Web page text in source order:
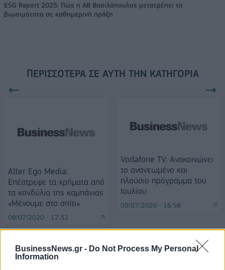
BusinessNews.gr - Do Not Process My Personal
Information
ESG Report 2025: Πώς η ΑΒ Βασιλόπουλος μετατρέπει τη
βιωσιμότητα σε καθημερινή πράξη
ΠΕΡΙΣΣΌΤΕΡΑ ΣΕ ΑΥΤΉ ΤΗΝ ΚΑΤΗΓΟΡΊΑ
Alter Ego Media:
Επέστρεψε τα χρήματα από
τα κονδύλια της καμπάνιας
«Μένουμε στο σπίτι»
08/07/2020 - 17:32
Vodafone TV: Ανακοινώνει
το ανανεωμένο και
πλούσιο πρόγραμμα του
Ιουλίου
09/07/2020 - 16:58